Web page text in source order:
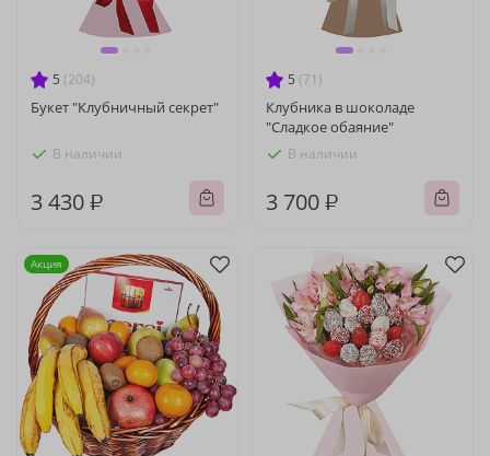
5 (204)
Букет "Клубничный секрет"
В наличии
3 430 ₽
5 (71)
Клубника в шоколаде
"Сладкое обаяние"
В наличии
3 700 ₽
Акция